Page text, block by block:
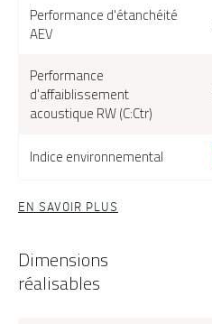
Performance d'étanchéité
AEV
Performance
d'affaiblissement
acoustique RW (C:Ctr)
Indice environnemental
EN SAVOIR PLUS
Dimensions
réalisables